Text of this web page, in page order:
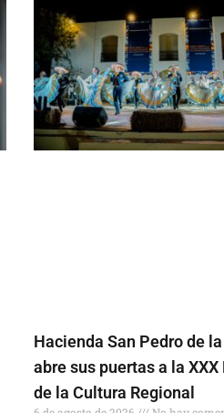
Hacienda San Pedro de
abre sus puertas a la XXX
de la Cultura Regional